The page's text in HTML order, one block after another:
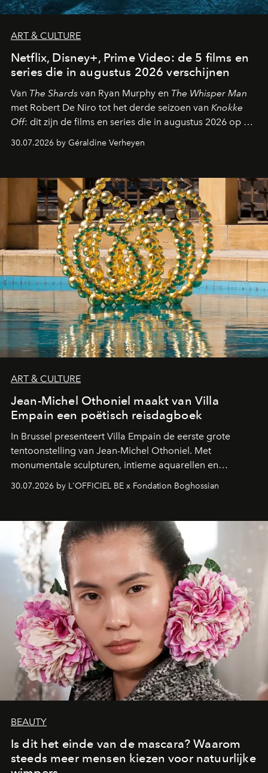
ART & CULTURE
Netflix, Disney+, Prime Video: de 5 films en
series die in augustus 2026 verschijnen
Van The Shards van Ryan Murphy en The Whisper Man
met Robert De Niro tot het derde seizoen van Knokke
Off: dit zijn de films en series die in augustus 2026 op de
30.07.2026 by Géraldine Verheyen
ART & CULTURE
Jean-Michel Othoniel maakt van Villa
Empain een poëtisch reisdagboek
In Brussel presenteert Villa Empain de eerste grote
tentoonstelling van Jean-Michel Othoniel. Met
monumentale sculpturen, intieme aquarellen en
een emotionele reis waarin elk werk de herinnering
moment van verwondering.
30.07.2026 by L'OFFICIEL BE x Fondation Boghossian
BEAUTY
Is dit het einde van de mascara? Waarom
steeds meer mensen kiezen voor natuurlijke